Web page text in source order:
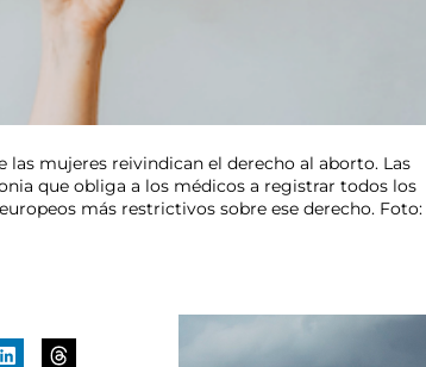
las mujeres reivindican el derecho al aborto. Las
que obliga a los médicos a registrar todos los
más restrictivos sobre ese derecho. Foto: